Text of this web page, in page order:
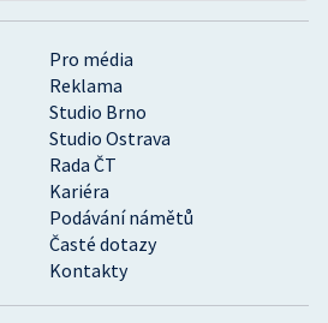
Pro média
Reklama
Studio Brno
Studio Ostrava
Rada ČT
Kariéra
Podávání námětů
Časté dotazy
Kontakty